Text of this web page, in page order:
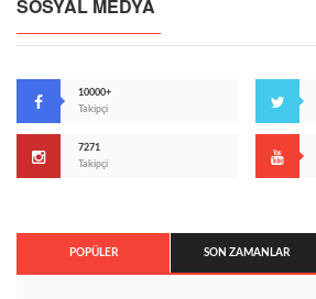
SOSYAL MEDYA
10000+
Takipçi
7271
Takipçi
POPÜLER SON ZAMANLAR